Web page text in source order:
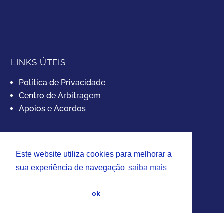
Este website utiliza cookies para melhorar a
sua experiência de navegação saiba mais
ok
LINKS ÚTEIS
Política de Privacidade
Centro de Arbitragem
Apoios e Acordos
REDES SOCIAIS